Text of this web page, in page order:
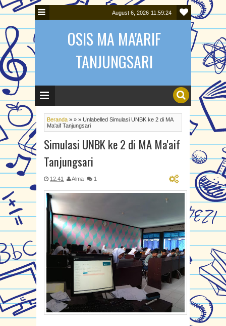
August 6, 2026 11:59:24
OSIS MA MA'ARIF
TANJUNGSARI
Beranda » » Unlabelled
»
Simulasi UNBK ke 2 di MA
Ma'aif Tanjungsari
Simulasi UNBK ke 2 di MA Ma'aif
Tanjungsari
12.41 Alma 1